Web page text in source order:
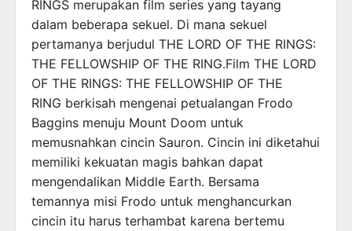
RINGS merupakan film series yang tayang
dalam beberapa sekuel. Di mana sekuel
pertamanya berjudul THE LORD OF THE RINGS:
THE FELLOWSHIP OF THE RING.Film THE LORD
OF THE RINGS: THE FELLOWSHIP OF THE
RING berkisah mengenai petualangan Frodo
Baggins menuju Mount Doom untuk
memusnahkan cincin Sauron. Cincin ini diketahui
memiliki kekuatan magis bahkan dapat
mengendalikan Middle Earth. Bersama
temannya misi Frodo untuk menghancurkan
cincin itu harus terhambat karena bertemu